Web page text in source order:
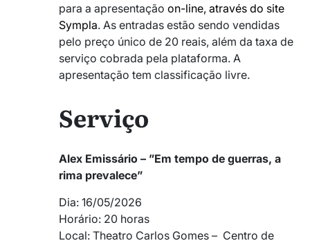
para a apresentação on-line, através do site
Sympla. As entradas estão sendo vendidas
pelo preço único de 20 reais, além da taxa de
serviço cobrada pela plataforma. A
apresentação tem classificação livre.
Serviço
Alex Emissário – ”Em tempo de guerras, a
rima prevalece”
Dia: 16/05/2026
Horário: 20 horas
Local: Theatro Carlos Gomes – Centro de